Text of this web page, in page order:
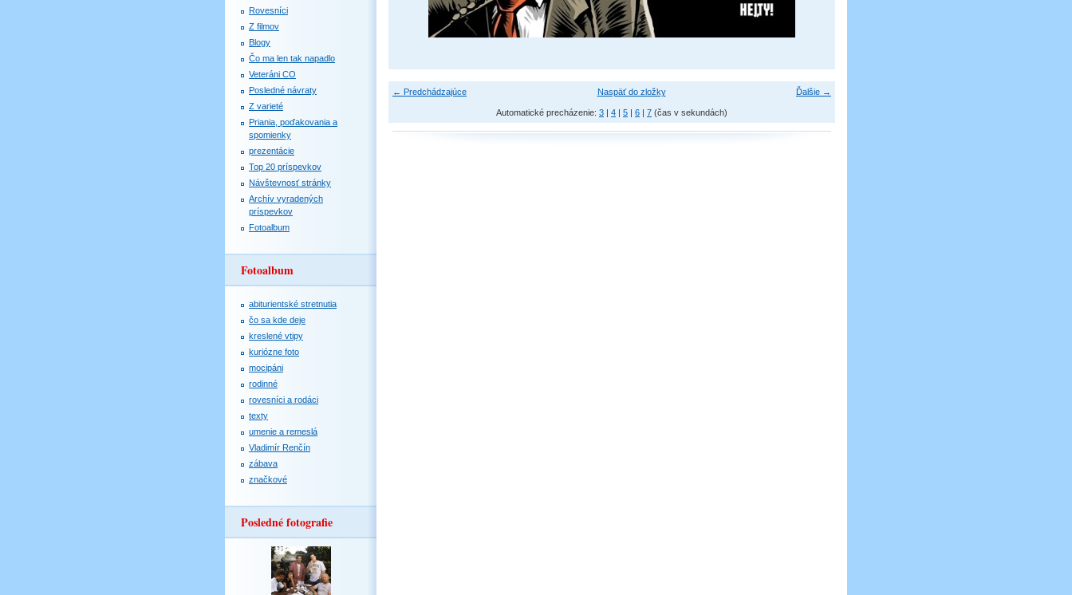
Rovesníci
Z filmov
Blogy
Čo ma len tak napadlo
Veteráni CO
Posledné návraty
Z varieté
Priania, poďakovania a
spomienky
prezentácie
Top 20 príspevkov
Návštevnosť stránky
Archív vyradených
príspevkov
Fotoalbum
Fotoalbum
abiturientské stretnutia
čo sa kde deje
kreslené vtipy
kuriózne foto
mocipáni
rodinné
rovesníci a rodáci
texty
umenie a remeslá
Vladimír Renčín
zábava
značkové
Posledné fotografie
← Predchádzajúce Ďalšie →
Naspäť do zložky
Automatické precházenie: 3 | 4 | 5 | 6 | 7 (čas v sekundách)